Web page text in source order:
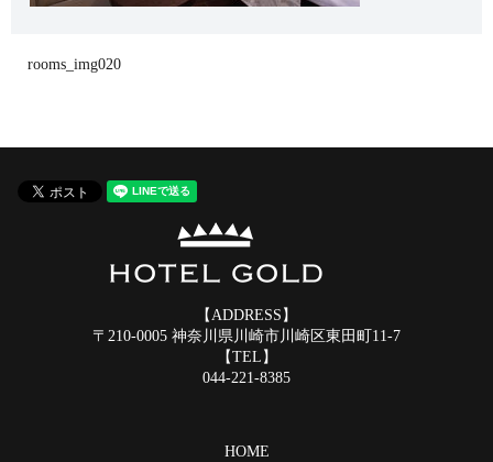
rooms_img020
【ADDRESS】
〒210-0005 神奈川県川崎市川崎区東田町11-7
【TEL】
044-221-8385
HOME